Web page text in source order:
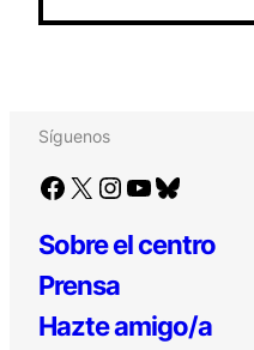
Síguenos
Facebook X Instagram YouTube Bluesky
Sobre el centro
Prensa
Hazte amigo/a